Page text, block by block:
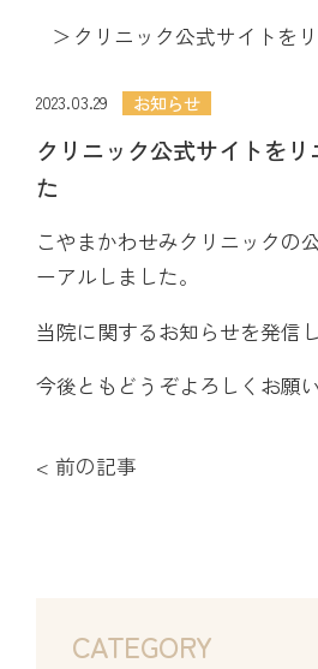
クリニック公式サイトを
2023.03.29 お知らせ
クリニック公式サイトを
た
こやまかわせみクリニックの
ーアルしました。
当院に関するお知らせを発信
今後ともどうぞよろしくお願い
< 前の記事
CATEGORY